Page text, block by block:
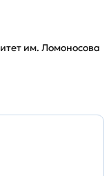
им. Ломоносова